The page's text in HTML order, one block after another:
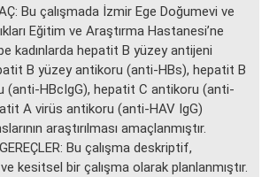
Bu çalışmada İzmir Ege Doğumevi ve
Eğitim ve Araştırma Hastanesi’ne
kadınlarda hepatit B yüzey antijeni
B yüzey antikoru (anti-HBs), hepatit B
(anti-HBcIgG), hepatit C antikoru (anti-
A virüs antikoru (anti-HAV IgG)
araştırılması amaçlanmıştır.
Bu çalışma deskriptif,
kesitsel bir çalışma olarak planlanmıştır.